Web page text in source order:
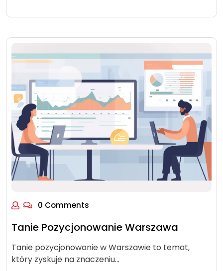
0 Comments
Tanie Pozycjonowanie Warszawa
Tanie pozycjonowanie w Warszawie to temat,
który zyskuje na znaczeniu…